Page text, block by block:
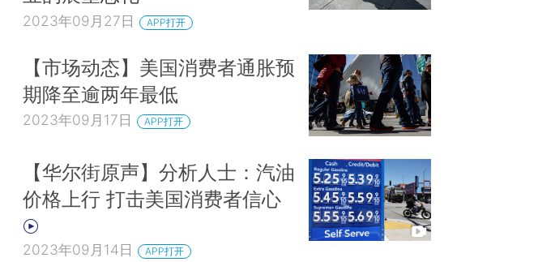
2023年09月27日 APP打开
【市场动态】美国消费者通胀预
期降至逾两年最低
2023年09月17日 APP打开
【华尔街原声】分析人士：汽油
价格上行 打击美国消费者信心
2023年09月14日 APP打开